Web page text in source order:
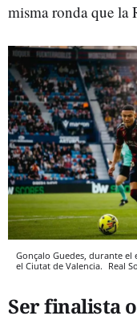
misma ronda que la
Gonçalo Guedes, durante el
el Ciutat de Valencia. Real
Ser finalista